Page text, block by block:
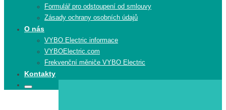
Formulář pro odstoupení od smlouvy
Zásady ochrany osobních údajů
O nás
VYBO Electric informace
VYBOElectric.com
Frekvenční měniče VYBO Electric
Kontakty
Search
Search